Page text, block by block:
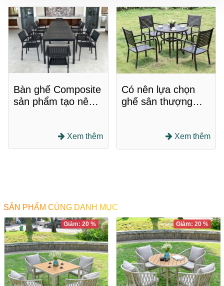
Bàn ghế Composite
sản phẩm tạo nên
Xem thêm
Có nên lựa chọn
ghế sân thượng
Composite không?
Xem thêm
SẢN PHẨM CÙNG DANH MỤC
Giảm: 20 % Giảm: 20 %